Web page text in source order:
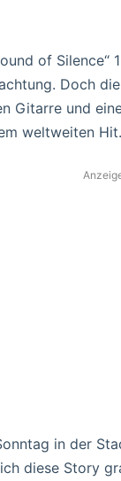
o​f
Doch
Gitarre u​nd
weltweiten Hit.
in der
diese Story